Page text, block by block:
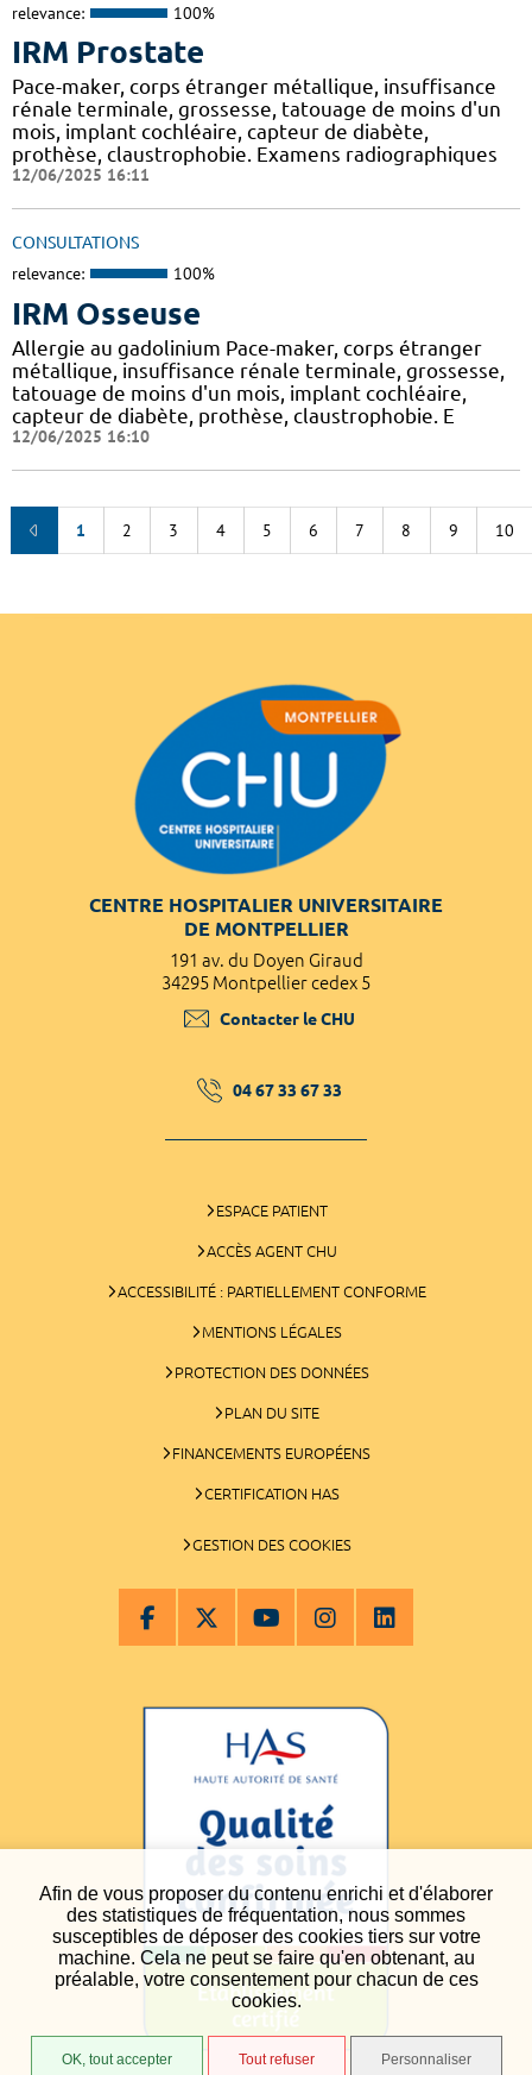
Afin de vous proposer du contenu enrichi et d'élaborer
des statistiques de fréquentation, nous sommes
susceptibles de déposer des cookies tiers sur votre
machine. Cela ne peut se faire qu'en obtenant, au
préalable, votre consentement pour chacun de ces
cookies.
OK, tout accepter Tout refuser Personnaliser
relevance: 100%
IRM Prostate
Pace-maker, corps étranger métallique, insuffisance
rénale terminale, grossesse, tatouage de moins d'un
mois, implant cochléaire, capteur de diabète,
prothèse, claustrophobie. Examens radiographiques
12/06/2025 16:11
CONSULTATIONS
relevance: 100%
IRM Osseuse
Allergie au gadolinium Pace-maker, corps étranger
métallique, insuffisance rénale terminale, grossesse,
tatouage de moins d'un mois, implant cochléaire,
capteur de diabète, prothèse, claustrophobie. E
12/06/2025 16:10
1 2 3 4 5 6 7 8 9 10
CENTRE HOSPITALIER UNIVERSITAIRE
DE MONTPELLIER
191 av. du Doyen Giraud
34295 Montpellier cedex 5
Contacter le CHU
04 67 33 67 33
ESPACE PATIENT
ACCÈS AGENT CHU
ACCESSIBILITÉ : PARTIELLEMENT CONFORME
MENTIONS LÉGALES
PROTECTION DES DONNÉES
PLAN DU SITE
FINANCEMENTS EUROPÉENS
CERTIFICATION HAS
GESTION DES COOKIES